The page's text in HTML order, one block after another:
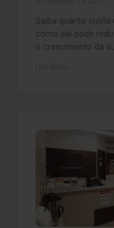
Saiba quanto
como ele pode
o crescimento da